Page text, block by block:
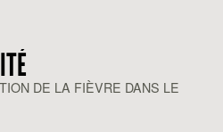
DE LA FIÈVRE DANS LE